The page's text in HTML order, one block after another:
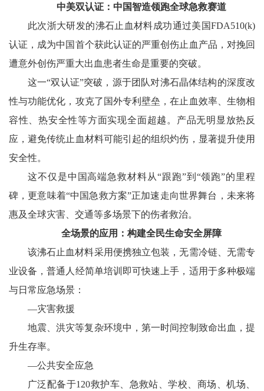
中美双认证：中国智造领跑全球急救赛道
此次浙大研发的沸石止血材料成功通过美国FDA510(k)
认证，成为中国首个获此认证的严重创伤止血产品，对挽回
遭意外创伤严重大出血患者生命是重要的突破。
这一“双认证”突破，源于团队对沸石晶体结构的深度改
性与功能优化，攻克了国外专利壁垒，在止血效率、生物相
容性、热安全性等方面实现全面超越。产品无明显放热反
应，避免传统止血材料可能引起的组织灼伤，显著提升使用
安全性。
这不仅是中国高端急救材料从“跟跑”到“领跑”的里程
碑，更意味着“中国急救方案”正加速走向世界舞台，未来将
惠及全球灾害、交通等多场景下的伤者救治。
全场景的应用：构建全民生命安全屏障
该沸石止血材料采用便携独立包装，无需冷链、无需专
业设备，普通人经简单培训即可快速上手，适用于多种极端
与日常应急场景：
—灾害救援
地震、洪灾等复杂环境中，第一时间控制致命出血，提
升生存率。
—公共安全应急
广泛配备于120救护车、急救站、学校、商场、机场、